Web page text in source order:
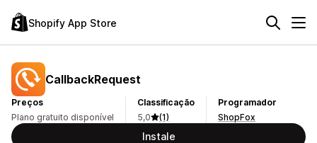
Shopify App Store
CallbackRequest
Preços
Plano gratuito disponível
Classificação
5,0
(1)
Programador
ShopFox
Instale